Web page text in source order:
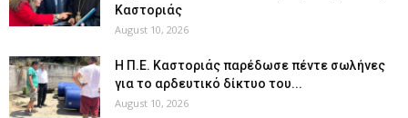
Καστοριάς
August 10, 2026
Η Π.Ε. Καστοριάς παρέδωσε πέντε σωλήνες
για το αρδευτικό δίκτυο του...
August 10, 2026